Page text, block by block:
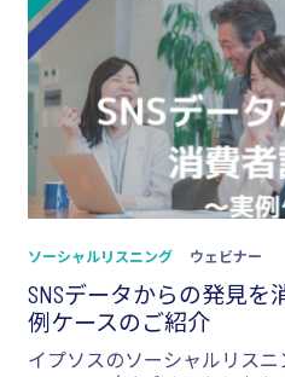
ソーシャルリスニング ウェビナー
SNSデータからの発見を
例ケースのご紹介
イプソスのソーシャルリスニ